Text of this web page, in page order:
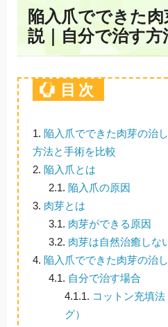
陥入爪でできた
説｜自分で治す
目次
1. 陥入爪でできた肉芽の治
方法と手術を比較
2. 陥入爪とは
2.1. 陥入爪の原因
3. 肉芽とは
3.1. 肉芽ができる原因
3.2. 肉芽は自然治癒しな
4. 陥入爪でできた肉芽の治
4.1. 自分で治す場合
4.1.1. コットン充填
グ）